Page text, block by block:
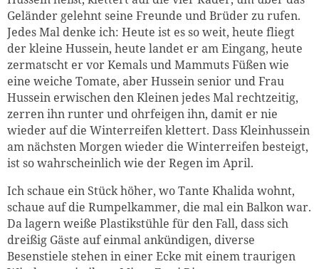
Geländer gelehnt seine Freunde und Brüder zu rufen.
Jedes Mal denke ich: Heute ist es so weit, heute fliegt
der kleine Hussein, heute landet er am Eingang, heute
zermatscht er vor Kemals und Mammuts Füßen wie
eine weiche Tomate, aber Hussein senior und Frau
Hussein erwischen den Kleinen jedes Mal rechtzeitig,
zerren ihn runter und ohrfeigen ihn, damit er nie
wieder auf die Winterreifen klettert. Dass Kleinhussein
am nächsten Morgen wieder die Winterreifen besteigt,
ist so wahrscheinlich wie der Regen im April.
Ich schaue ein Stück höher, wo Tante Khalida wohnt,
schaue auf die Rumpelkammer, die mal ein Balkon war.
Da lagern weiße Plastikstühle für den Fall, dass sich
dreißig Gäste auf einmal ankündigen, diverse
Besenstiele stehen in einer Ecke mit einem traurigen